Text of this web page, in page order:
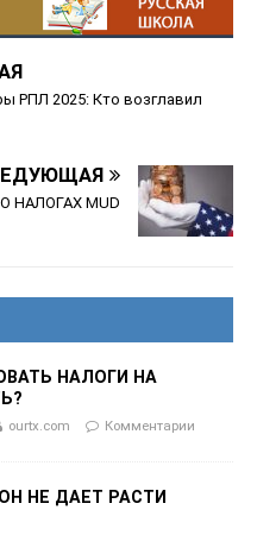
РПЛ 2025: Кто возглавил
НАЛОГАХ MUD
НАЛОГИ НА
ourtx.com
Комментарии
НЕ ДАЕТ РАСТИ